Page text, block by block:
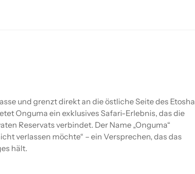
und grenzt direkt an die östliche Seite des Etosha
Onguma ein exklusives Safari-Erlebnis, das die
Reservats verbindet. Der Name „Onguma“
verlassen möchte“ – ein Versprechen, das das
hält.